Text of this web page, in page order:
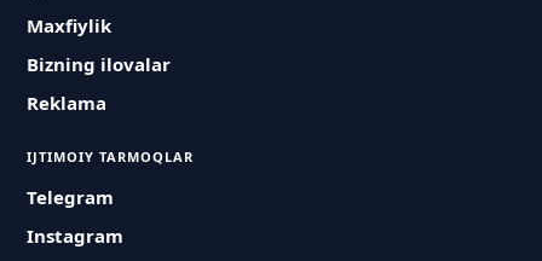
Maxfiylik
Bizning ilovalar
Reklama
IJTIMOIY TARMOQLAR
Telegram
Instagram